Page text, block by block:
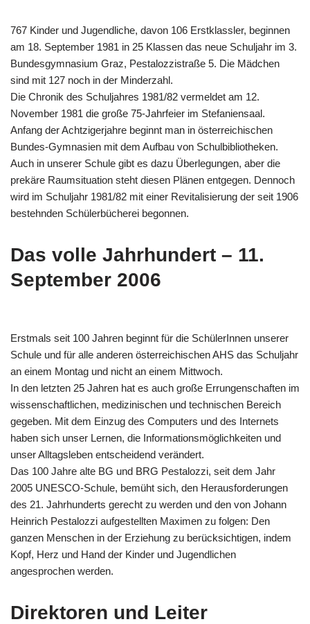
767 Kinder und Jugendliche, davon 106 Erstklassler, beginnen
am 18. September 1981 in 25 Klassen das neue Schuljahr im 3.
Bundesgymnasium Graz, Pestalozzistraße 5. Die Mädchen
sind mit 127 noch in der Minderzahl.
Die Chronik des Schuljahres 1981/82 vermeldet am 12.
November 1981 die große 75-Jahrfeier im Stefaniensaal.
Anfang der Achtzigerjahre beginnt man in österreichischen
Bundes-Gymnasien mit dem Aufbau von Schulbibliotheken.
Auch in unserer Schule gibt es dazu Überlegungen, aber die
prekäre Raumsituation steht diesen Plänen entgegen. Dennoch
wird im Schuljahr 1981/82 mit einer Revitalisierung der seit 1906
bestehnden Schülerbücherei begonnen.
Das volle Jahrhundert – 11.
September 2006
Erstmals seit 100 Jahren beginnt für die SchülerInnen unserer
Schule und für alle anderen österreichischen AHS das Schuljahr
an einem Montag und nicht an einem Mittwoch.
In den letzten 25 Jahren hat es auch große Errungenschaften im
wissenschaftlichen, medizinischen und technischen Bereich
gegeben. Mit dem Einzug des Computers und des Internets
haben sich unser Lernen, die Informationsmöglichkeiten und
unser Alltagsleben entscheidend verändert.
Das 100 Jahre alte BG und BRG Pestalozzi, seit dem Jahr
2005 UNESCO-Schule, bemüht sich, den Herausforderungen
des 21. Jahrhunderts gerecht zu werden und den von Johann
Heinrich Pestalozzi aufgestellten Maximen zu folgen: Den
ganzen Menschen in der Erziehung zu berücksichtigen, indem
Kopf, Herz und Hand der Kinder und Jugendlichen
angesprochen werden.
Direktoren und Leiter